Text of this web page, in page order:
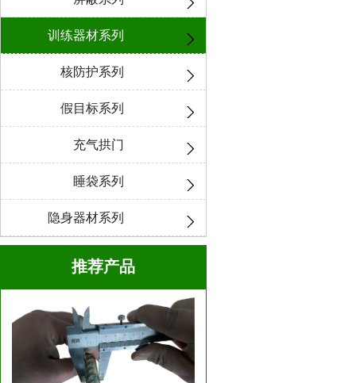
训练器材系列
核防护系列
假目标系列
充气拱门
睡袋系列
隐身器材系列
推荐产品